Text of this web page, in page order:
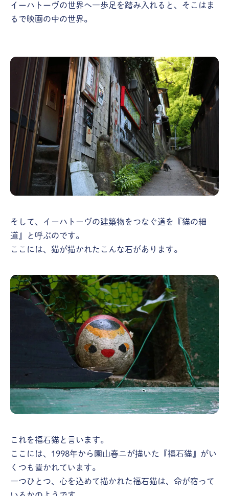
イーハトーヴの世界へ一歩足を踏み入れると、そこはま
るで映画の中の世界。
そして、イーハトーヴの建築物をつなぐ道を『猫の細
道』と呼ぶのです。
ここには、猫が描かれたこんな石があります。
これを福石猫と言います。
ここには、1998年から園山春ニが描いた『福石猫』がい
くつも置かれています。
一つひとつ、心を込めて描かれた福石猫は、命が宿って